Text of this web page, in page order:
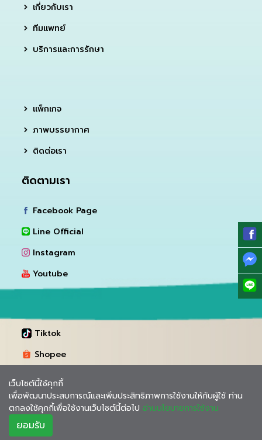
เกี่ยวกับเรา
ทีมแพทย์
บริการและการรักษา
แพ็กเกจ
ภาพบรรยากาศ
ติดต่อเรา
ติดตามเรา
Facebook Page
Line Official
Instagram
Youtube
Tiktok
Shopee
Lazada
Copyright @ 2021. All Rights Reserved By Intrarat Hospital
เว็บไซต์นี้ใช้คุกกี้
เพื่อพัฒนาประสบการณ์และเพิ่มประสิทธิภาพการใช้งานให้กับผู้ใช้ ท่าน
ตกลงใช้คุกกี้เพื่อใช้งานเว็บไซต์นี้ต่อไป อ่านนโยบายการใช้งาน
ยอมรับ